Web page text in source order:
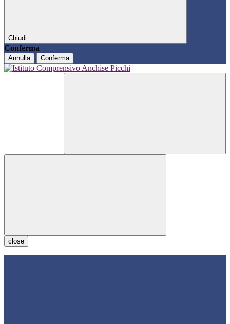
Chiudi
Conferma
Annulla Conferma
close